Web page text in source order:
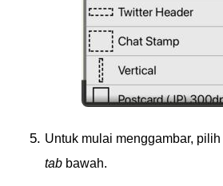
Untuk mulai menggambar, pilih
tab bawah.